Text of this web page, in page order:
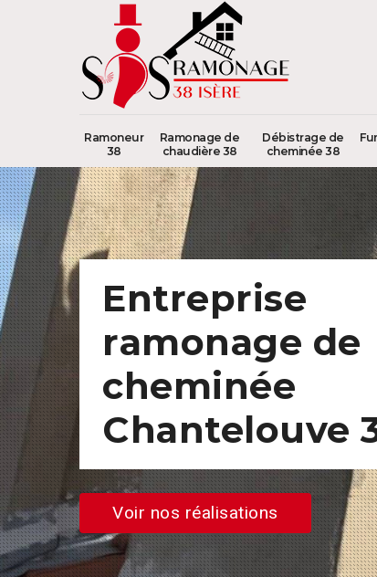
Ramoneur
38
Ramonage de
chaudière 38
Débistrage de
cheminée 38
Entreprise
ramonage de
cheminée
Chantelouve
Voir nos réalisations